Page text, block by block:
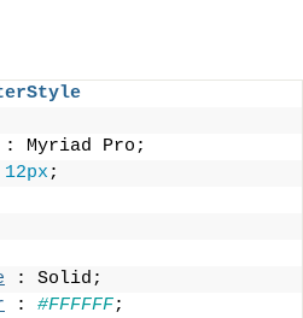
: Myriad Pro;
12px ;
: Solid;
: #FFFFFF;